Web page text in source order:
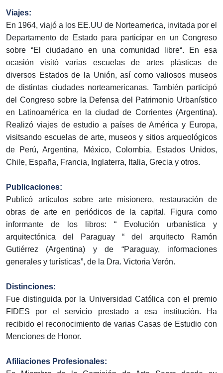
Viajes:
En 1964, viajó a los EE.UU de Norteamerica, invitada por el
Departamento de Estado para participar en un Congreso
sobre “El ciudadano en una comunidad libre“. En esa
ocasión visitó varias escuelas de artes plásticas de
diversos Estados de la Unión, así como valiosos museos
de distintas ciudades norteamericanas. También participó
del Congreso sobre la Defensa del Patrimonio Urbanístico
en Latinoamérica en la ciudad de Corrientes (Argentina).
Realizó viajes de estudio a países de América y Europa,
visitsando escuelas de arte, museos y sitios arqueológicos
de Perú, Argentina, México, Colombia, Estados Unidos,
Chile, España, Francia, Inglaterra, Italia, Grecia y otros.
Publicaciones:
Publicó artículos sobre arte misionero, restauración de
obras de arte en periódicos de la capital. Figura como
informante de los libros: “ Evolución urbanística y
arquitectónica del Paraguay “ del arquitecto Ramón
Gutiérrez (Argentina) y de “Paraguay, informaciones
generales y turísticas”, de la Dra. Victoria Verón.
Distinciones:
Fue distinguida por la Universidad Católica con el premio
FIDES por el servicio prestado a esa institución. Ha
recibido el reconocimiento de varias Casas de Estudio con
Menciones de Honor.
Afiliaciones Profesionales: